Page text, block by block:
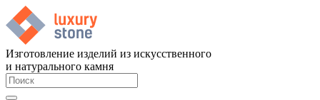
Изготовление изделий из искусственного
и натурального камня